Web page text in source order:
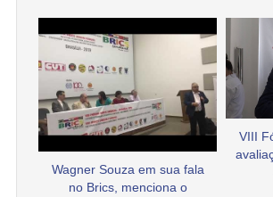
Wagner Souza em sua fala
no Brics, menciona o
VIII